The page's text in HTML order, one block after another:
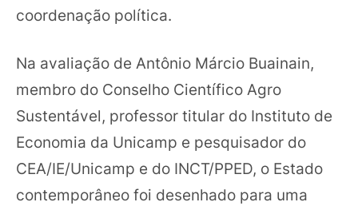
coordenação política.
Na avaliação de Antônio Márcio Buainain,
membro do Conselho Científico Agro
Sustentável, professor titular do Instituto de
Economia da Unicamp e pesquisador do
CEA/IE/Unicamp e do INCT/PPED, o Estado
contemporâneo foi desenhado para uma